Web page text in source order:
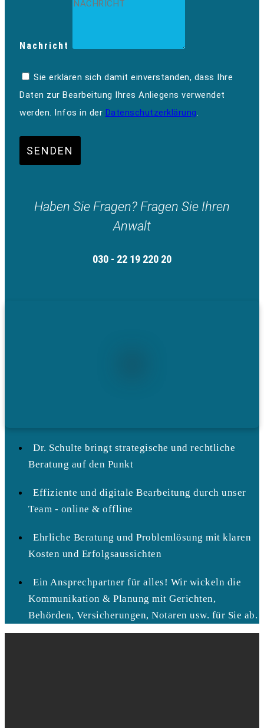
Nachricht
Sie erklären sich damit einverstanden, dass Ihre
Daten zur Bearbeitung Ihres Anliegens verwendet
werden. Infos in der Datenschutzerklärung.
SENDEN
Haben Sie Fragen? Fragen Sie Ihren
Anwalt
030 - 22 19 220 20
Dr. Schulte bringt strategische und rechtliche
Beratung auf den Punkt
Effiziente und digitale Bearbeitung durch unser
Team - online & offline
Ehrliche Beratung und Problemlösung mit klaren
Kosten und Erfolgsaussichten
Ein Ansprechpartner für alles! Wir wickeln die
Kommunikation & Planung mit Gerichten,
Behörden, Versicherungen, Notaren usw. für Sie ab.